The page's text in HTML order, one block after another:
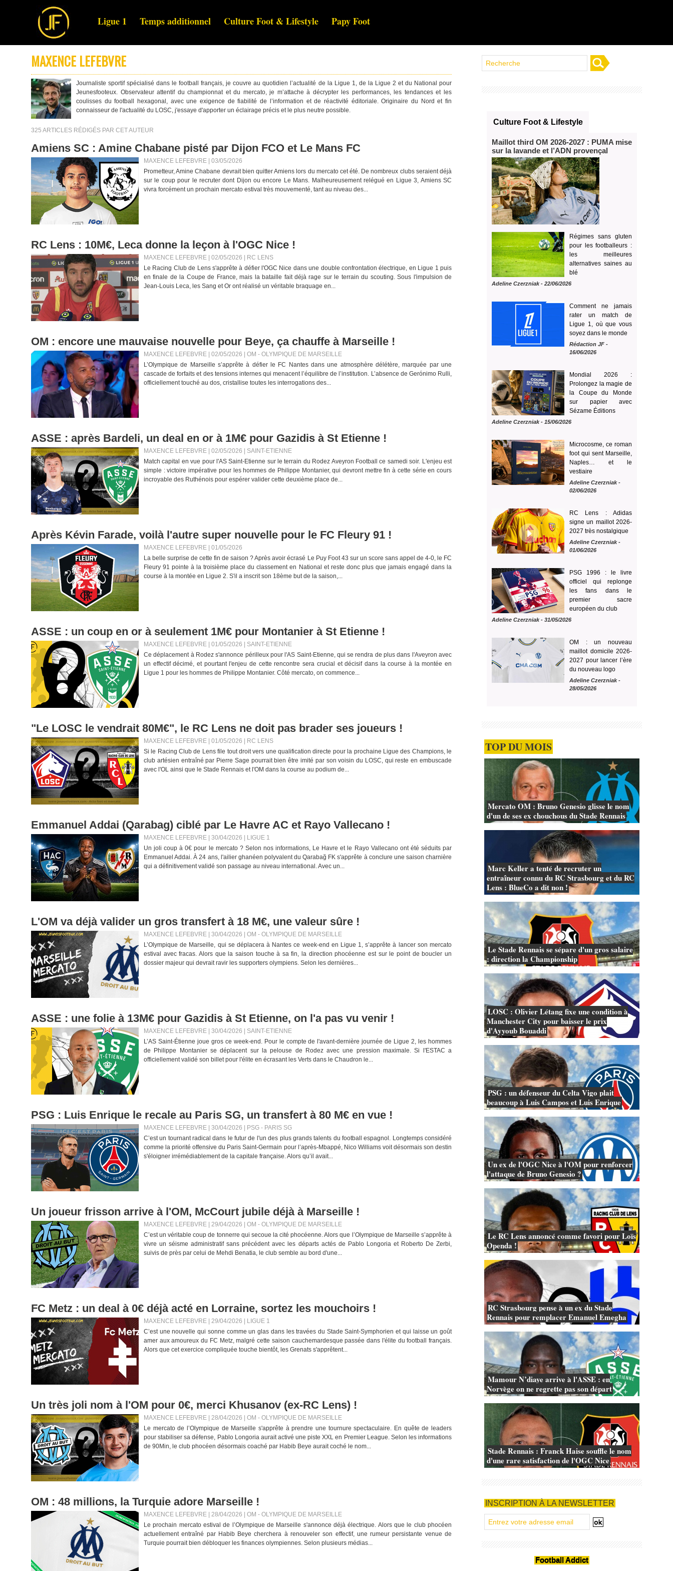
Ligue 1 Temps additionnel Culture Foot & Lifestyle Papy Foot
MAXENCE LEFEBVRE
Journaliste sportif spécialisé dans le football français, je couvre au quotidien l’actualité de la Ligue 1, de la Ligue 2 et du National pour
Jeunesfooteux. Observateur attentif du championnat et du mercato, je m’attache à décrypter les performances, les tendances et les
coulisses du football hexagonal, avec une exigence de fiabilité de l’information et de réactivité éditoriale. Originaire du Nord et fin
connaisseur de l'actualité du LOSC, j'essaye d'apporter un éclairage précis et le plus neutre possible.
325 ARTICLES RÉDIGÉS PAR CET AUTEUR
Amiens SC : Amine Chabane pisté par Dijon FCO et Le Mans FC
MAXENCE LEFEBVRE | 03/05/2026
Prometteur, Amine Chabane devrait bien quitter Amiens lors du mercato cet été. De nombreux clubs seraient déjà
sur le coup pour le recruter dont Dijon ou encore Le Mans. Malheureusement relégué en Ligue 3, Amiens SC
vivra forcément un prochain mercato estival très mouvementé, tant au niveau des...
RC Lens : 10M€, Leca donne la leçon à l'OGC Nice !
MAXENCE LEFEBVRE | 02/05/2026
RC LENS
Le Racing Club de Lens s'apprête à défier l'OGC Nice dans une double confrontation électrique, en Ligue 1 puis
en finale de la Coupe de France, mais la bataille fait déjà rage sur le terrain du scouting. Sous l'impulsion de
Jean-Louis Leca, les Sang et Or ont réalisé un véritable braquage en...
OM : encore une mauvaise nouvelle pour Beye, ça chauffe à Marseille !
MAXENCE LEFEBVRE | 02/05/2026
OM - OLYMPIQUE DE MARSEILLE
L’Olympique de Marseille s’apprête à défier le FC Nantes dans une atmosphère délétère, marquée par une
cascade de forfaits et des tensions internes qui menacent l’équilibre de l’institution. L’absence de Gerónimo Rulli,
officiellement touché au dos, cristallise toutes les interrogations des...
ASSE : après Bardeli, un deal en or à 1M€ pour Gazidis à St Etienne !
MAXENCE LEFEBVRE | 02/05/2026
SAINT-ETIENNE
Match capital en vue pour l'AS Saint-Etienne sur le terrain du Rodez Aveyron Football ce samedi soir. L'enjeu est
simple : victoire impérative pour les hommes de Philippe Montanier, qui devront mettre fin à cette série en cours
incroyable des Ruthénois pour espérer valider cette deuxième place de...
Après Kévin Farade, voilà l'autre super nouvelle pour le FC Fleury 91 !
MAXENCE LEFEBVRE | 01/05/2026
La belle surprise de cette fin de saison ? Après avoir écrasé Le Puy Foot 43 sur un score sans appel de 4-0, le FC
Fleury 91 pointe à la troisième place du classement en National et reste donc plus que jamais engagé dans la
course à la montée en Ligue 2. S'il a inscrit son 18ème but de la saison,...
ASSE : un coup en or à seulement 1M€ pour Montanier à St Etienne !
MAXENCE LEFEBVRE | 01/05/2026
SAINT-ETIENNE
Ce déplacement à Rodez s'annonce périlleux pour l'AS Saint-Etienne, qui se rendra de plus dans l'Aveyron avec
un effectif décimé, et pourtant l'enjeu de cette rencontre sera crucial et décisif dans la course à la montée en
Ligue 1 pour les hommes de Philippe Montanier. Côté mercato, on commence...
"Le LOSC le vendrait 80M€", le RC Lens ne doit pas brader ses joueurs !
MAXENCE LEFEBVRE | 01/05/2026
RC LENS
Si le Racing Club de Lens file tout droit vers une qualification directe pour la prochaine Ligue des Champions, le
club artésien entraîné par Pierre Sage pourrait bien être imité par son voisin du LOSC, qui reste en embuscade
avec l'OL ainsi que le Stade Rennais et l'OM dans la course au podium de...
Emmanuel Addai (Qarabag) ciblé par Le Havre AC et Rayo Vallecano !
MAXENCE LEFEBVRE | 30/04/2026
LIGUE 1
Un joli coup à 0€ pour le mercato ? Selon nos informations, Le Havre et le Rayo Vallecano ont été séduits par
Emmanuel Addai. À 24 ans, l'ailier ghanéen polyvalent du Qarabağ FK s'apprête à conclure une saison charnière
qui a définitivement validé son passage au niveau international. Avec un...
L'OM va déjà valider un gros transfert à 18 M€, une valeur sûre !
MAXENCE LEFEBVRE | 30/04/2026
OM - OLYMPIQUE DE MARSEILLE
L’Olympique de Marseille, qui se déplacera à Nantes ce week-end en Ligue 1, s’apprête à lancer son mercato
estival avec fracas. Alors que la saison touche à sa fin, la direction phocéenne est sur le point de boucler un
dossier majeur qui devrait ravir les supporters olympiens. Selon les dernières...
ASSE : une folie à 13M€ pour Gazidis à St Etienne, on l'a pas vu venir !
MAXENCE LEFEBVRE | 30/04/2026
SAINT-ETIENNE
L’AS Saint-Étienne joue gros ce week-end. Pour le compte de l'avant-dernière journée de Ligue 2, les hommes
de Philippe Montanier se déplacent sur la pelouse de Rodez avec une pression maximale. Si l'ESTAC a
officiellement validé son billet pour l'élite en écrasant les Verts dans le Chaudron le...
PSG : Luis Enrique le recale au Paris SG, un transfert à 80 M€ en vue !
MAXENCE LEFEBVRE | 30/04/2026
PSG - PARIS SG
C’est un tournant radical dans le futur de l'un des plus grands talents du football espagnol. Longtemps considéré
comme la priorité offensive du Paris Saint-Germain pour l’après-Mbappé, Nico Williams voit désormais son destin
s'éloigner irrémédiablement de la capitale française. Alors qu’il avait...
Un joueur frisson arrive à l'OM, McCourt jubile déjà à Marseille !
MAXENCE LEFEBVRE | 29/04/2026
OM - OLYMPIQUE DE MARSEILLE
C’est un véritable coup de tonnerre qui secoue la cité phocéenne. Alors que l’Olympique de Marseille s’apprête à
vivre un séisme administratif sans précédent avec les départs actés de Pablo Longoria et Roberto De Zerbi,
suivis de près par celui de Mehdi Benatia, le club semble au bord d'une...
FC Metz : un deal à 0€ déjà acté en Lorraine, sortez les mouchoirs !
MAXENCE LEFEBVRE | 29/04/2026
LIGUE 1
C’est une nouvelle qui sonne comme un glas dans les travées du Stade Saint-Symphorien et qui laisse un goût
amer aux amoureux du FC Metz, malgré cette saison cauchemardesque passée dans l'élite du football français.
Alors que cet exercice compliquée touche bientôt, les Grenats s'apprêtent...
Un très joli nom à l'OM pour 0€, merci Khusanov (ex-RC Lens) !
MAXENCE LEFEBVRE | 28/04/2026
OM - OLYMPIQUE DE MARSEILLE
Le mercato de l’Olympique de Marseille s'apprête à prendre une tournure spectaculaire. En quête de leaders
pour stabiliser sa défense, Pablo Longoria aurait activé une piste XXL en Premier League. Selon les informations
de 90Min, le club phocéen désormais coaché par Habib Beye aurait coché le nom...
OM : 48 millions, la Turquie adore Marseille !
MAXENCE LEFEBVRE | 28/04/2026
OM - OLYMPIQUE DE MARSEILLE
Le prochain mercato estival de l’Olympique de Marseille s'annonce déjà électrique. Alors que le club phocéen
actuellement entraîné par Habib Beye cherchera à renouveler son effectif, une rumeur persistante venue de
Turquie pourrait bien débloquer les finances olympiennes. Selon plusieurs médias...
Culture Foot & Lifestyle
Maillot third OM 2026‑2027 : PUMA mise
sur la lavande et l’ADN provençal
Régimes sans gluten
pour les footballeurs :
les meilleures
alternatives saines au
blé
Adeline Czerzniak- 22/06/2026
Comment ne jamais
rater un match de
Ligue 1, où que vous
soyez dans le monde
Rédaction JF -
16/06/2026
Mondial 2026 :
Prolongez la magie de
la Coupe du Monde
sur papier avec
Sézame Éditions
Adeline Czerzniak- 15/06/2026
Microcosme, ce roman
foot qui sent Marseille,
Naples… et le
vestiaire
Adeline Czerzniak-
02/06/2026
RC Lens : Adidas
signe un maillot 2026-
2027 très nostalgique
Adeline Czerzniak-
01/06/2026
PSG 1996 : le livre
officiel qui replonge
les fans dans le
premier sacre
européen du club
Adeline Czerzniak- 31/05/2026
OM : un nouveau
maillot domicile 2026-
2027 pour lancer l’ère
du nouveau logo
Adeline Czerzniak-
28/05/2026
TOP DU MOIS
Mercato OM : Bruno Genesio glisse le nom
d'un de ses ex chouchous du Stade Rennais
Marc Keller a tenté de recruter un
entraîneur connu du RC Strasbourg et du RC
Lens : BlueCo a dit non !
Le Stade Rennais se sépare d'un gros salaire
: direction la Championship
LOSC : Olivier Létang fixe une condition à
Manchester City pour baisser le prix
d'Ayyoub Bouaddi
PSG : un défenseur du Celta Vigo plait
beaucoup à Luis Campos et Luis Enrique
Un ex de l'OGC Nice à l'OM pour renforcer
l'attaque de Bruno Genesio ?
Le RC Lens annoncé comme favori pour Loïs
Openda !
RC Strasbourg pense à un ex du Stade
Rennais pour remplacer Emanuel Emegha
Mamour N’diaye arrive à l'ASSE : en
Norvège on ne regrette pas son départ
Stade Rennais : Franck Haise souffle le nom
d'une rare satisfaction de l'OGC Nice
INSCRIPTION À LA NEWSLETTER
Football Addict